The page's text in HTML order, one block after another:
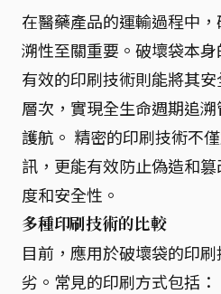
在醫藥產品的運輸過程中
溯性至關重要。破壞袋本
有效的印刷技術則能將其
層次，實現全生命週期追
護航。 精密的印刷技術不
訊，更能有效防止偽造和
度和安全性。
多種印刷技術的比較
目前，應用於破壞袋的印
劣。常見的印刷方式包括：